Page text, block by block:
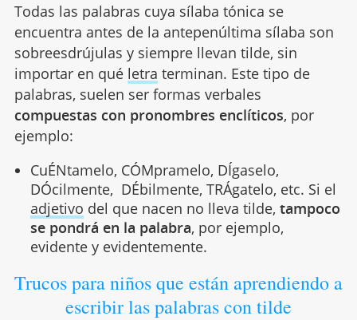
Todas las palabras cuya sílaba tónica se
encuentra antes de la antepenúltima sílaba son
sobreesdrújulas y siempre llevan tilde, sin
importar en qué letra terminan. Este tipo de
palabras, suelen ser formas verbales
compuestas con pronombres enclíticos, por
ejemplo:
CuÉNtamelo, CÓMpramelo, DÍgaselo,
DÓcilmente, DÉbilmente, TRÁgatelo, etc. Si el
adjetivo del que nacen no lleva tilde, tampoco
se pondrá en la palabra, por ejemplo,
evidente y evidentemente.
Trucos para niños que están aprendiendo a
escribir las palabras con tilde